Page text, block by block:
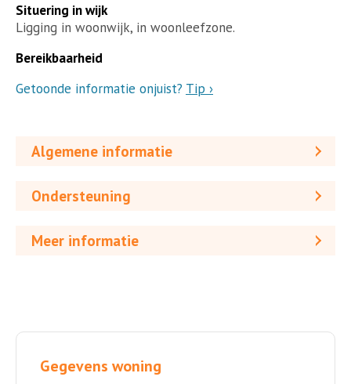
Situering in wijk
Ligging in woonwijk, in woonleefzone.
Bereikbaarheid
Getoonde informatie onjuist? Tip ›
Algemene informatie
Ondersteuning
Meer informatie
Gegevens woning